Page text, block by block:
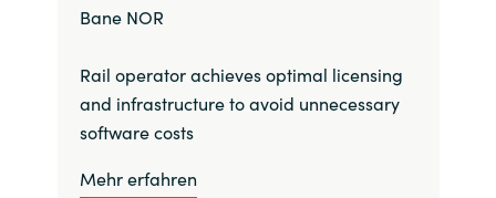
Bane NOR
Rail operator achieves optimal licensing
and infrastructure to avoid unnecessary
software costs
Mehr erfahren